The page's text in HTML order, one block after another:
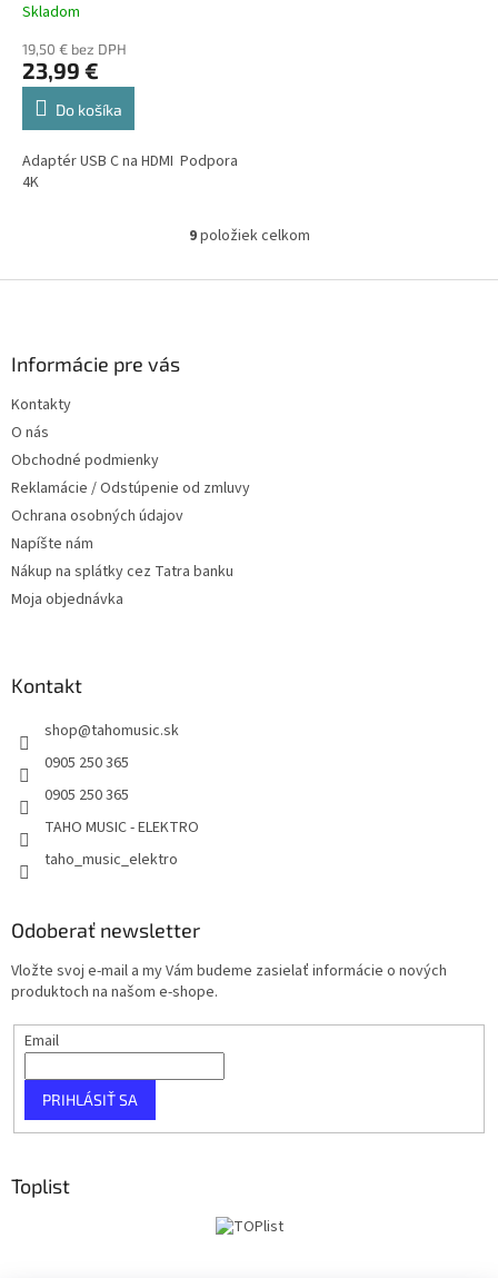
Skladom
19,50 € bez DPH
23,99 €
Do košíka
Adaptér USB C na HDMI Podpora
4K
O
l
k
9položiek celkom
Informácie pre vás
Kontakty
O nás
Obchodné podmienky
Reklamácie / Odstúpenie od zmluvy
Ochrana osobných údajov
Napíšte nám
Nákup na splátky cez Tatra banku
Moja objednávka
Kontakt
shop@tahomusic.sk
0905 250 365
0905 250 365
TAHO MUSIC - ELEKTRO
taho_music_elektro
Odoberať newsletter
Vložte svoj e-mail a my Vám budeme zasielať informácie o nových
produktoch na našom e-shope.
Email
PRIHLÁSIŤ SA
Toplist